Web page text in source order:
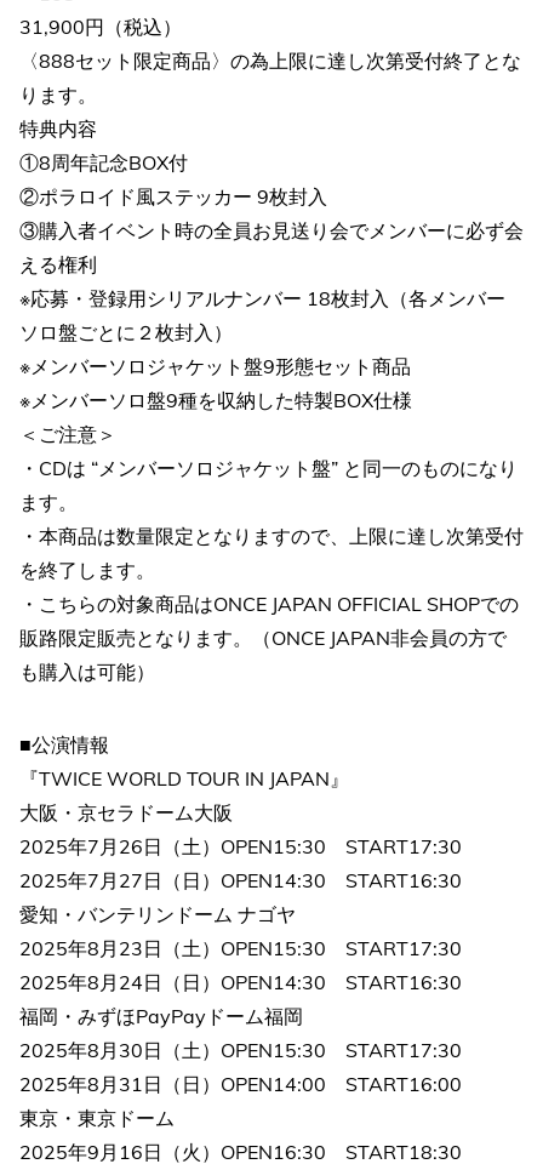
31,900円（税込）
〈888セット限定商品〉の為上限に達し次第受付終了とな
ります。
特典内容
①8周年記念BOX付
②ポラロイド風ステッカー 9枚封入
③購入者イベント時の全員お見送り会でメンバーに必ず会
える権利
※応募・登録用シリアルナンバー 18枚封入（各メンバー
ソロ盤ごとに２枚封入）
※メンバーソロジャケット盤9形態セット商品
※メンバーソロ盤9種を収納した特製BOX仕様
＜ご注意＞
・CDは “メンバーソロジャケット盤” と同一のものになり
ます。
・本商品は数量限定となりますので、上限に達し次第受付
を終了します。
・こちらの対象商品はONCE JAPAN OFFICIAL SHOPでの
販路限定販売となります。（ONCE JAPAN非会員の方で
も購入は可能）
■公演情報
『TWICE WORLD TOUR IN JAPAN』
大阪・京セラドーム大阪
2025年7月26日（土）OPEN15:30 START17:30
2025年7月27日（日）OPEN14:30 START16:30
愛知・バンテリンドーム ナゴヤ
2025年8月23日（土）OPEN15:30 START17:30
2025年8月24日（日）OPEN14:30 START16:30
福岡・みずほPayPayドーム福岡
2025年8月30日（土）OPEN15:30 START17:30
2025年8月31日（日）OPEN14:00 START16:00
東京・東京ドーム
2025年9月16日（火）OPEN16:30 START18:30